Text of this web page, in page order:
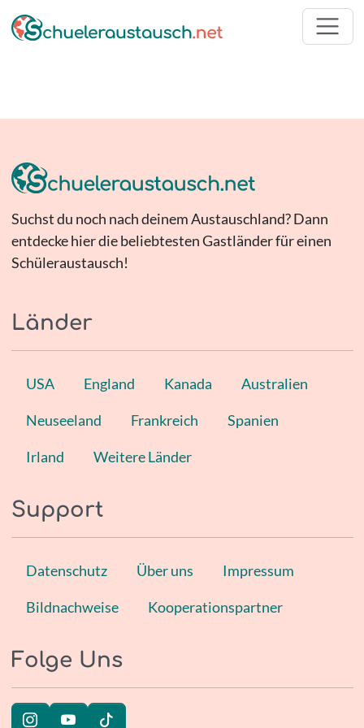
Suchst du noch nach deinem Austauschland? Dann
entdecke hier die beliebtesten Gastländer für einen
Schüleraustausch!
Länder
USA England Kanada Australien
Neuseeland Frankreich Spanien
Irland Weitere Länder
Support
Datenschutz Über uns Impressum
Bildnachweise Kooperationspartner
Folge Uns